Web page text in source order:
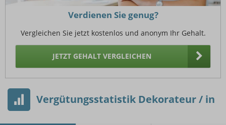
Verdienen Sie genug?
Vergleichen Sie jetzt kostenlos und anonym Ihr Gehalt.
JETZT GEHALT VERGLEICHEN
Vergütungsstatistik Dekorateur / in